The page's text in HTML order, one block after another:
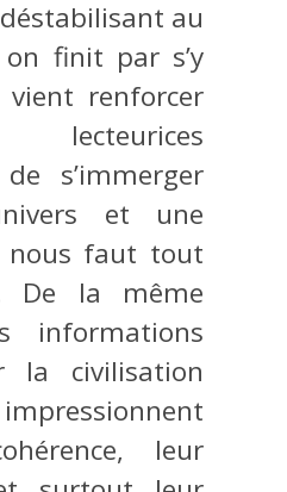
au
finit par s’y
renforcer
s’immerger
et une
faut tout
De la même
informations
la civilisation
leur